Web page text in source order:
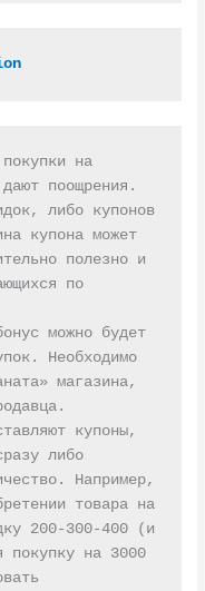
на
поощрения.
либо купонов
купона может
полезно и
по
можно будет
Необходимо
магазина,
купоны,
либо
Например,
товара на
200-300-400 (и
покупку на 3000